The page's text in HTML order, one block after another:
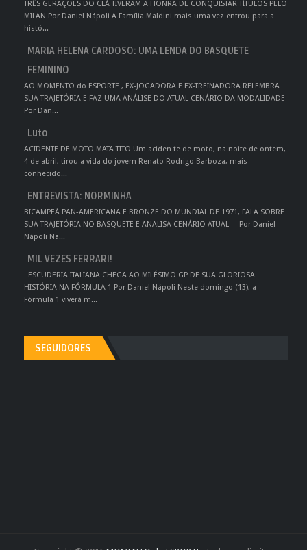
TRÊS GERAÇÕES DO CLÃ TIVERAM A HONRA DE CONQUISTAR TÍTULOS PELO
MILAN Por Daniel Nápoli A Família Maldini mais uma vez entrou para a
histó...
MARIA HELENA CARDOSO: UMA LENDA DO BASQUETE
FEMININO
AO MOMENTO do ESPORTE , EX-JOGADORA E EX-TREINADORA RELEMBRA
SUA TRAJETÓRIA E FAZ UMA ANÁLISE DO ATUAL CENÁRIO DA MODALIDADE
Por Dan...
Luto
ACIDENTE DE MOTO MATA TITO Um aciden te de moto, na noite de ontem,
4 de abril, tirou a vida do jovem Renato Rodrigo Barboza, mais
conhecido...
ENTREVISTA: NORMINHA
BICAMPEÃ PAN-AMERICANA E BRONZE DO MUNDIAL DE 1971, FALA SOBRE
SUA TRAJETÓRIA NO BASQUETE E ANALISA CENÁRIO ATUAL Por Daniel
Nápoli Na...
MIL VEZES FERRARI!
ESCUDERIA ITALIANA CHEGA AO MILÉSIMO GP DE SUA GLORIOSA
HISTÓRIA NA FÓRMULA 1 Por Daniel Nápoli Neste domingo (13), a
Fórmula 1 viverá m...
SEGUIDORES